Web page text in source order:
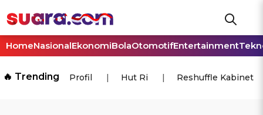
HomeNasionalEkonomiBolaOtomotifEntertainment
🔥 Trending Profil Hut Ri Reshuffle Kabinet